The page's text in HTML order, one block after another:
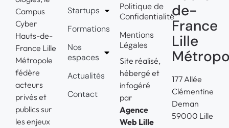
Campus
Cyber
Hauts-de-
France Lille
Métropole
fédère
acteurs
privés et
publics sur
les enjeux
Startups
Formations
Nos
espaces
Actualités
Contact
Politique de
Confidentialité
Mentions
Légales
Site réalisé,
hébergé et
infogéré
par
Agence
Web Lille
de-
France
Lille
177 Allée
Clémentine
Deman
59000 Lille